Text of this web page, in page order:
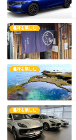
趣味を楽しむ
趣味を楽しむ
趣味を楽しむ